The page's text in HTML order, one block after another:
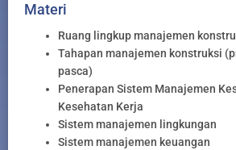
Materi
Ruang lingkup manajemen
Tahapan manajemen konstruksi
pasca)
Penerapan Sistem Manajemen
Kesehatan Kerja
Sistem manajemen lingkungan
Sistem manajemen keuangan